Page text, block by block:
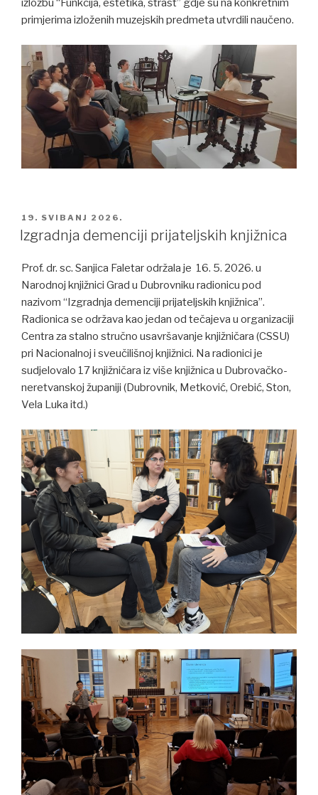
izložbu “Funkcija, estetika, strast” gdje su na konkretnim
primjerima izloženih muzejskih predmeta utvrdili naučeno.
POSTED
ON
19. SVIBANJ 2026.
Izgradnja demenciji prijateljskih knjižnica
Prof. dr. sc. Sanjica Faletar održala je 16. 5. 2026. u
Narodnoj knjižnici Grad u Dubrovniku radionicu pod
nazivom “Izgradnja demenciji prijateljskih knjižnica”.
Radionica se održava kao jedan od tečajeva u organizaciji
Centra za stalno stručno usavršavanje knjižničara (CSSU)
pri Nacionalnoj i sveučilišnoj knjižnici. Na radionici je
sudjelovalo 17 knjižničara iz više knjižnica u Dubrovačko-
neretvanskoj županiji (Dubrovnik, Metković, Orebić, Ston,
Vela Luka itd.)